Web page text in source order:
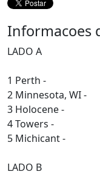
Informacoes
LADO A
1 Perth -
2 Minnesota, WI -
3 Holocene -
4 Towers -
5 Michicant -
LADO B